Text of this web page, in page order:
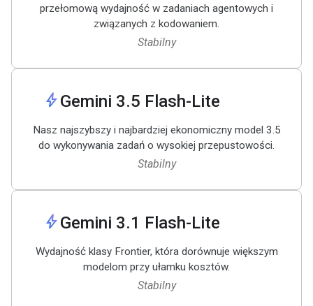
przełomową wydajność w zadaniach agentowych i
związanych z kodowaniem.
Stabilny
boltGemini 3.5 Flash-Lite
Nasz najszybszy i najbardziej ekonomiczny model 3.5
do wykonywania zadań o wysokiej przepustowości.
Stabilny
boltGemini 3.1 Flash-Lite
Wydajność klasy Frontier, która dorównuje większym
modelom przy ułamku kosztów.
Stabilny